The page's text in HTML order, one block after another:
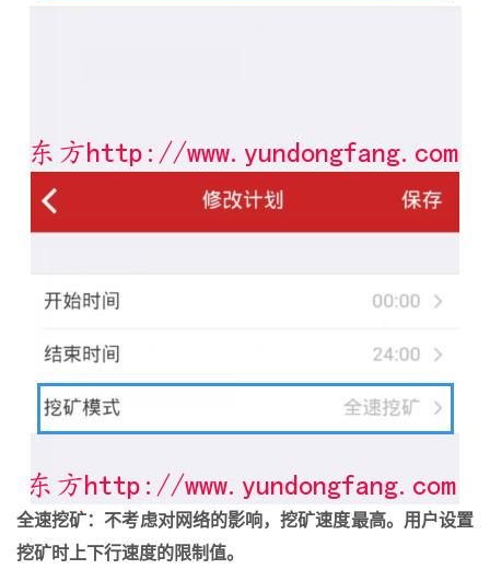
全速挖矿：不考虑对网络的影响，挖矿速度最高。用户设置
挖矿时上下行速度的限制值。